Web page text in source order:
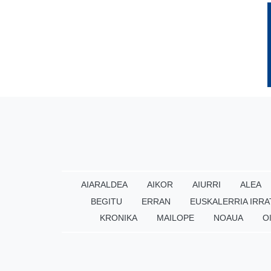
AIARALDEA AIKOR AIURRI ALEA
BEGITU
ERRAN EUSKALERRIA
KRONIKA
MAILOPE NOAUA